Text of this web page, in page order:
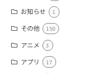
お知らせ 1
その他 150
アニメ 3
アプリ 17